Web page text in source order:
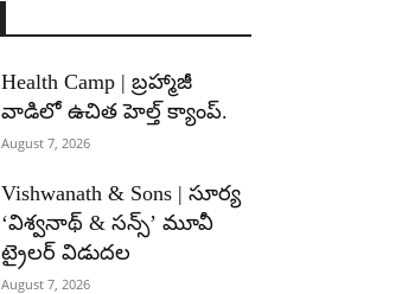
Health Camp | బ్రహ్మాజీ
వాడిలో ఉచిత హెల్త్ క్యాంప్.
August 7, 2026
Vishwanath & Sons | సూర్య
‘విశ్వనాథ్ & సన్స్’ మూవీ
ట్రైలర్ విడుదల
August 7, 2026